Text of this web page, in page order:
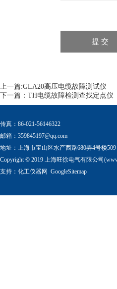
上一篇:GLA20高压电缆故障测试仪
下一篇： TH电缆故障检测查找定点仪
传真：86-021-56146322
邮箱： 359845197@qq.com
地址：上海市宝山区水产西路680弄4号楼509
Copyright © 2019 上海旺徐电气有限公司
支持： 化工仪器网 GoogleSitemap